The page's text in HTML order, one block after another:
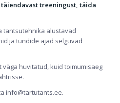
treeningust, täida
tantsutehnika alustavad
ja tundide ajad selguvad
huvitatud, kuid toimumisaeg
info@tartutants.ee.